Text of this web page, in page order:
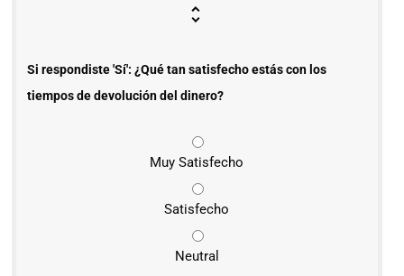
Si respondiste 'Sí': ¿Qué tan satisfecho estás con los
tiempos de devolución del dinero?
Muy Satisfecho
Satisfecho
Neutral